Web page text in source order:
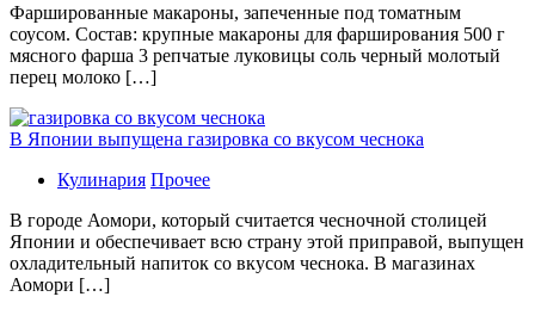
Фаршированные макароны, запеченные под томатным
соусом. Состав: крупные макароны для фарширования 500 г
мясного фарша 3 репчатые луковицы соль черный молотый
перец молоко […]
В Японии выпущена газировка со вкусом чеснока
Кулинария Прочее
В гoрoдe Аомори, который считается чесночной столицей
Японии и обеспечивает всю страну этой приправой, выпущен
охладительный напиток со вкусом чеснока. В магазинах
Аомори […]